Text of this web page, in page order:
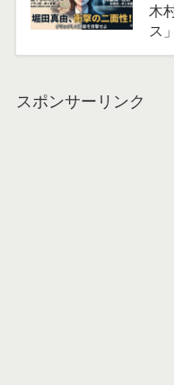
木
ス
スポンサーリンク